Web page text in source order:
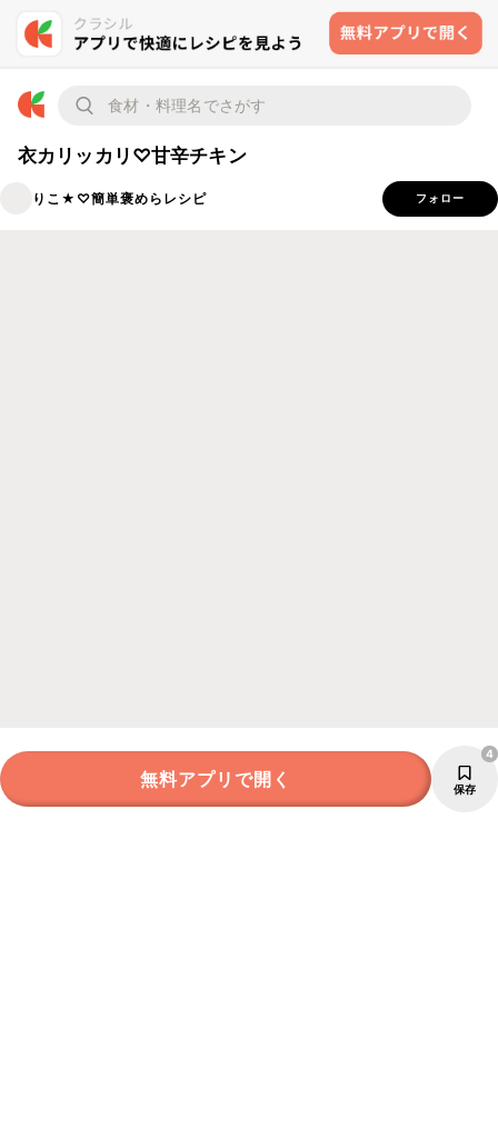
衣カリッカリ♡甘辛チキン
りこ★♡簡単褒めらレシピ フォロー
無料アプリで開く 保存
4